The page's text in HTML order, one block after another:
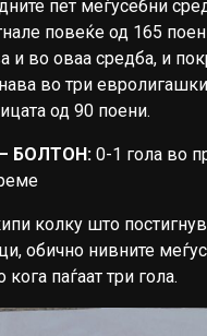
пет меѓусебни
повеќе од 165
и во оваа средба, и
во три
од 90 поени.
БОЛТОН: 0-1 гола во
колку што
обично нивните
паѓаат три гола.